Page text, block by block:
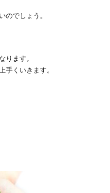
のでしょう。
ります。
手くいきます。